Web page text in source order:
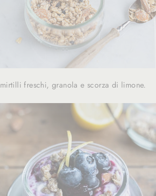
freschi, granola e scorza di limone.